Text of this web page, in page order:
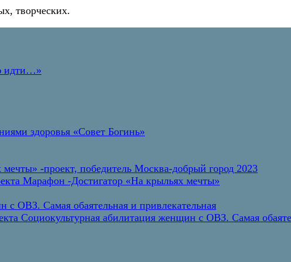
творческих.
идти…»
здоровья «Совет Богинь»
-проект, победитель Москва-добрый город 2023
Марафон -Достигатор «На крыльях мечты»
с ОВЗ. Самая обаятельная и привлекательная
Социокультурная абилитация женщин с ОВЗ. Самая